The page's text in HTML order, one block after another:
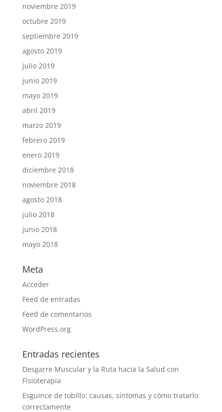
noviembre 2019
octubre 2019
septiembre 2019
agosto 2019
julio 2019
junio 2019
mayo 2019
abril 2019
marzo 2019
febrero 2019
enero 2019
diciembre 2018
noviembre 2018
agosto 2018
julio 2018
junio 2018
mayo 2018
Meta
Acceder
Feed de entradas
Feed de comentarios
WordPress.org
Entradas recientes
Desgarre Muscular y la Ruta hacia la Salud con
Fisioterapia
Esguince de tobillo: causas, síntomas y cómo tratarlo
correctamente